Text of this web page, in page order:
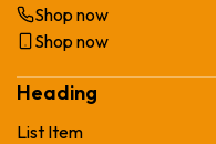
Shop now
Shop now
Heading
List Item